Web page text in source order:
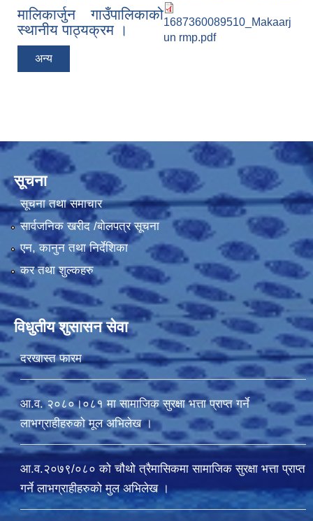
मालिकार्जुन गाउँपालिकाको
स्थानीय पाठ्यक्रम ।
1687360089510_Makaarj
un rmp.pdf
अन्य
सूचना
सूचना तथा समाचार
सार्वजनिक खरीद /बोलपत्र सूचना
एन, कानुन तथा निर्देशिका
कर तथा शुल्कहरु
विधुतीय शुसासन सेवा
दरखास्त फारम
आ.व. २०८०।०८१ मा सामाजिक सुरक्षा भत्ता प्राप्त गर्ने
लाभग्राहीहरुको मूल अभिलेख ।
आ.व.२०७९/०८० को चौथो त्रैमासिकमा सामाजिक सुरक्षा भत्ता प्राप्त
गर्ने लाभग्राहीहरुको मुल अभिलेख ।